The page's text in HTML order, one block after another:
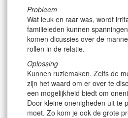
Probleem
Wat leuk en raar was, wordt
familieleden kunnen
komen dicussies over de
rollen in de relatie.
Oplossing
Kunnen ruziemaken. Zelfs de
zijn het waard om er over te
een mogelijkheid biedt om
Door kleine onenigheden uit te
moet. Zo kom je ook de grote